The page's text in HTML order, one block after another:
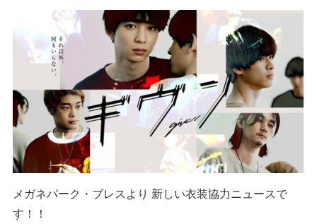
メガネパーク・ブレスより 新しい衣装協力ニュースで
す！！